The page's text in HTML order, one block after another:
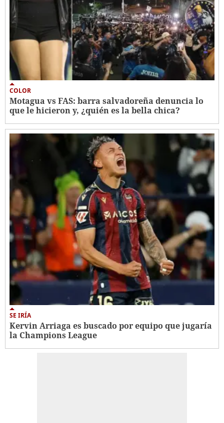
COLOR
Motagua vs FAS: barra salvadoreña denuncia lo
que le hicieron y, ¿quién es la bella chica?
SE IRÍA
Kervin Arriaga es buscado por equipo que jugaría
la Champions League